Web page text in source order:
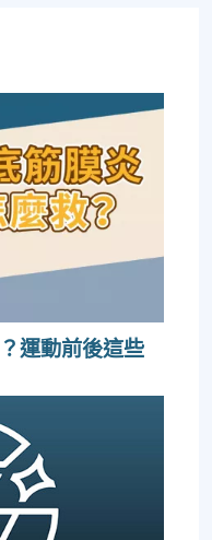
運動前後這些